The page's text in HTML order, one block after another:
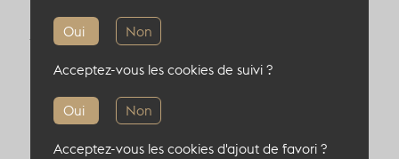
journée lors des beaux jours.
Laissez libre cours à votre imagination et offrez
à vos invités une expérience unique dans ce lieu
mythique et inspirant
Oui Non
Oui Non
Acceptez-vous les cookies de suivi ?
Acceptez-vous les cookies d'ajout de favori ?